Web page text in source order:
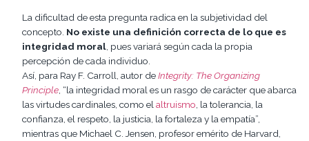
La dificultad de esta pregunta radica en la subjetividad del
concepto. No existe una definición correcta de lo que es
integridad moral , pues variará según cada la propia
percepción de cada individuo.
Así, para Ray F. Carroll, autor deIntegrity: The Organizing
Principle , “la integridad moral es un rasgo de carácter que abarca
las virtudes cardinales, como el altruismo , la tolerancia, la
confianza, el respeto, la justicia, la fortaleza y la empatía”,
mientras que Michael C. Jensen, profesor emérito de Harvard,